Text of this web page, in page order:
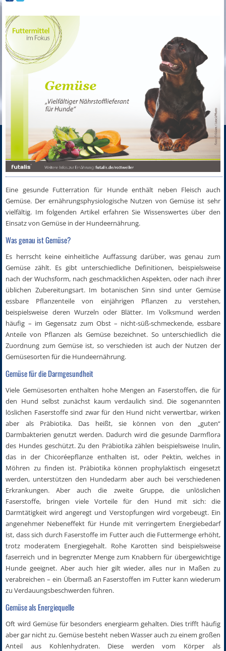
Eine gesunde Futterration für Hunde enthält neben Fleisch auch
Gemüse. Der ernährungsphysiologische Nutzen von Gemüse ist sehr
vielfältig. Im folgenden Artikel erfahren Sie Wissenswertes über den
Einsatz von Gemüse in der Hundeernährung.
Was genau ist Gemüse?
Es herrscht keine einheitliche Auffassung darüber, was genau zum
Gemüse zählt. Es gibt unterschiedliche Definitionen, beispielsweise
nach der Wuchsform, nach geschmacklichen Aspekten, oder nach ihrer
üblichen Zubereitungsart. Im botanischen Sinn sind unter Gemüse
essbare Pflanzenteile von einjährigen Pflanzen zu verstehen,
beispielsweise deren Wurzeln oder Blätter. Im Volksmund werden
häufig – im Gegensatz zum Obst – nicht-süß-schmeckende, essbare
Anteile von Pflanzen als Gemüse bezeichnet. So unterschiedlich die
Zuordnung zum Gemüse ist, so verschieden ist auch der Nutzen der
Gemüsesorten für die Hundeernährung.
Gemüse für die Darmgesundheit
Viele Gemüsesorten enthalten hohe Mengen an Faserstoffen, die für
den Hund selbst zunächst kaum verdaulich sind. Die sogenannten
löslichen Faserstoffe sind zwar für den Hund nicht verwertbar, wirken
aber als Präbiotika. Das heißt, sie können von den „guten“
Darmbakterien genutzt werden. Dadurch wird die gesunde Darmflora
des Hundes geschützt. Zu den Präbiotika zählen beispielsweise Inulin,
das in der Chicoréepflanze enthalten ist, oder Pektin, welches in
Möhren zu finden ist. Präbiotika können prophylaktisch eingesetzt
werden, unterstützen den Hundedarm aber auch bei verschiedenen
Erkrankungen. Aber auch die zweite Gruppe, die unlöslichen
Faserstoffe, bringen viele Vorteile für den Hund mit sich: die
Darmtätigkeit wird angeregt und Verstopfungen wird vorgebeugt. Ein
angenehmer Nebeneffekt für Hunde mit verringertem Energiebedarf
ist, dass sich durch Faserstoffe im Futter auch die Futtermenge erhöht,
trotz moderatem Energiegehalt. Rohe Karotten sind beispielsweise
faserreich und in begrenzter Menge zum Knabbern für übergewichtige
Hunde geeignet. Aber auch hier gilt wieder, alles nur in Maßen zu
verabreichen – ein Übermaß an Faserstoffen im Futter kann wiederum
zu Verdauungsbeschwerden führen.
Gemüse als Energiequelle
Oft wird Gemüse für besonders energiearm gehalten. Dies trifft häufig
aber gar nicht zu. Gemüse besteht neben Wasser auch zu einem großen
Anteil aus Kohlenhydraten. Diese werden vom Körper als